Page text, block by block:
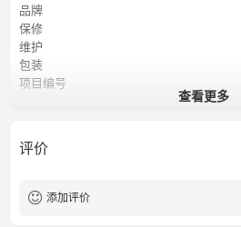
品牌
保修
维护
包装
项目编号
查看更多
评价
添加评价